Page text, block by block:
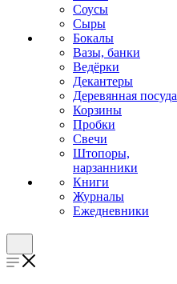
Соусы
Сыры
Бокалы
Вазы, банки
Ведёрки
Декантеры
Деревянная посуда
Корзины
Пробки
Свечи
Штопоры,
нарзанники
Книги
Журналы
Ежедневники